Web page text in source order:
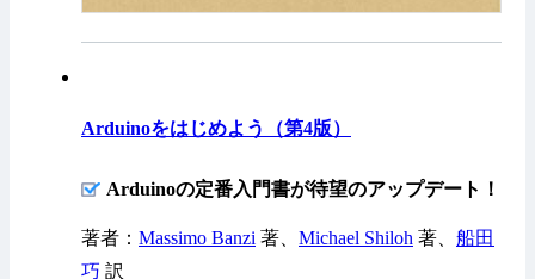
Arduinoをはじめよう（第4版）
Arduinoの定番入門書が待望のアップデート！
著者： Massimo Banzi 著、 Michael Shiloh 著、 船田
巧 訳